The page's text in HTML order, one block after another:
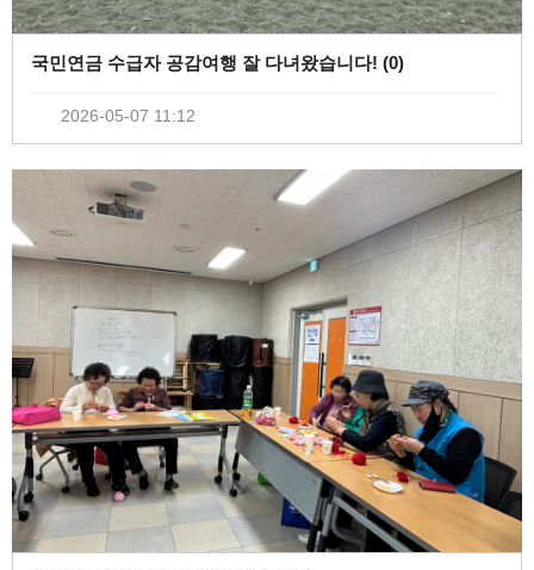
국민연금 수급자 공감여행 잘 다녀왔습니다! (0)
2026-05-07 11:12